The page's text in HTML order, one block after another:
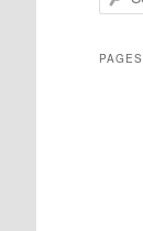
e
rPAGES